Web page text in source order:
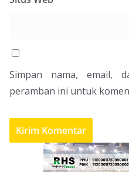
Simpan nama, email,
peramban ini untuk